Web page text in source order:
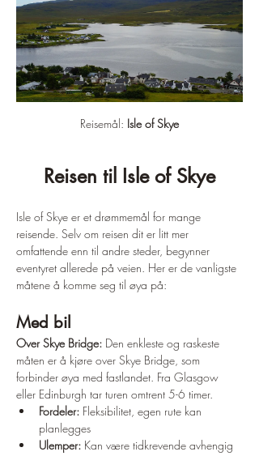
Reisemål: Isle of Skye
Reisen til Isle of Skye
Isle of Skye er et drømmemål for mange
reisende. Selv om reisen dit er litt mer
omfattende enn til andre steder, begynner
eventyret allerede på veien. Her er de vanligste
måtene å komme seg til øya på:
Med bil
Over Skye Bridge: Den enkleste og raskeste
måten er å kjøre over Skye Bridge, som
forbinder øya med fastlandet. Fra Glasgow
eller Edinburgh tar turen omtrent 5-6 timer.
Fordeler: Fleksibilitet, egen rute kan
planlegges
Ulemper: Kan være tidkrevende avhengig